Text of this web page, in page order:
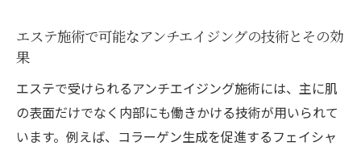
エステ施術で可能なアンチエイジングの技術とその効
果
エステで受けられるアンチエイジング施術には、主に肌
の表面だけでなく内部にも働きかける技術が用いられて
います。例えば、コラーゲン生成を促進するフェイシャ